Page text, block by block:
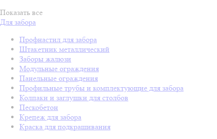
Показать все
Для забора
Профнастил для забора
Штакетник металлический
Заборы жалюзи
Модульные ограждения
Панельные ограждения
Профильные трубы и комплектующие для забора
Колпаки и заглушки для столбов
Пескобетон
Крепеж для забора
Краска для подкрашивания